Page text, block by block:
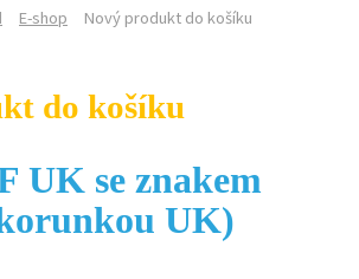
E-shop Nový produkt do košíku
do košíku
UK se znakem
UK)